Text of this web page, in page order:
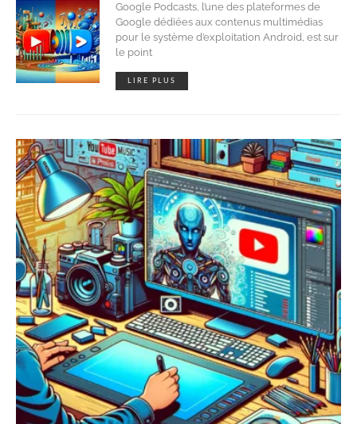
Google Podcasts, l’une des plateformes de
Google dédiées aux contenus multimédias
pour le système d’exploitation Android, est sur
le point
LIRE PLUS